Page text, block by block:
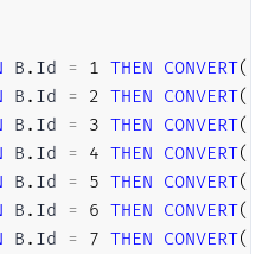
DINAMICAMENTE
B . Id = 1 THEN CONVERT(
B . Id = 2 THEN CONVERT(
B . Id = 3 THEN CONVERT(
B . Id = 4 THEN CONVERT(
B . Id = 5 THEN CONVERT(
B . Id = 6 THEN CONVERT(
B . Id = 7 THEN CONVERT(